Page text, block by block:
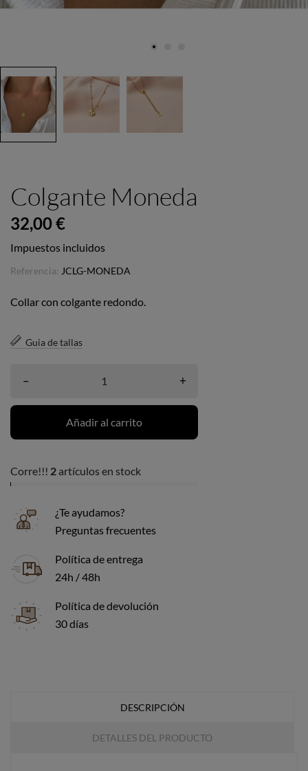
Colgante Moneda
32,00 €
Impuestos incluidos
Referencia: JCLG-MONEDA
Collar con colgante redondo.
Guia de tallas
– +
Añadir al carrito
Corre!!! 2artículos en stock
¿Te ayudamos?
Preguntas frecuentes
Política de entrega
24h / 48h
Política de devolución
30 días
DESCRIPCIÓN
DETALLES DEL PRODUCTO